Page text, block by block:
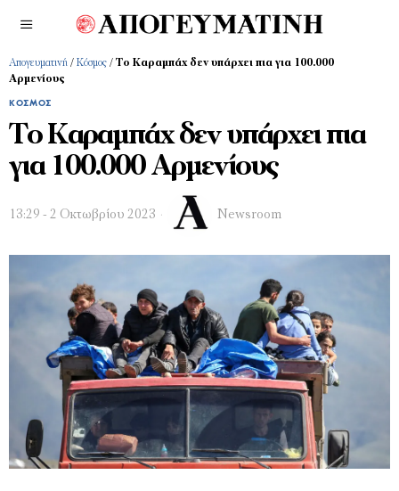
Απογευματινή / Κόσμος / Το Καραμπάχ δεν υπάρχει πια για 100.000
Αρμενίους
ΚΌΣΜΟΣ
Το Καραμπάχ δεν υπάρχει πια
για 100.000 Αρμενίους
13:29 - 2 Οκτωβρίου 2023 Newsroom